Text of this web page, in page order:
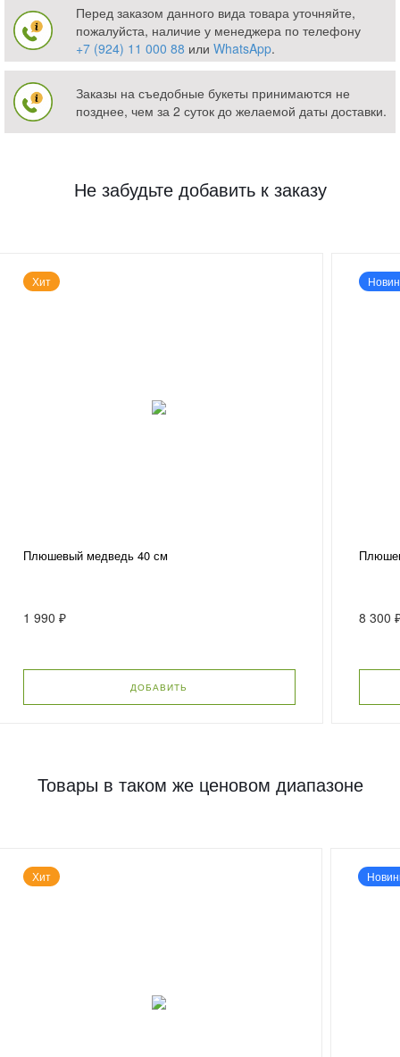
Перед заказом данного вида товара уточняйте,
пожалуйста, наличие у менеджера по телефону
+7 (924) 11 000 88 или WhatsApp.
Заказы на съедобные букеты принимаются не
позднее, чем за 2 суток до желаемой даты доставки.
Не забудьте добавить к заказу
Хит
Плюшевый медведь 40 см
1 990 ₽
ДОБАВИТЬ
8 300
Товары в таком же ценовом диапазоне
Хит